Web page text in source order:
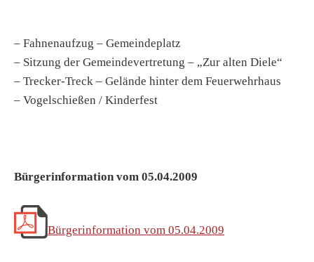
– Fahnenaufzug – Gemeindeplatz
– Sitzung der Gemeindevertretung – „Zur alten Diele“
– Trecker-Treck – Gelände hinter dem Feuerwehrhaus
– Vogelschießen / Kinderfest
Bürgerinformation vom 05.04.2009
Bürgerinformation vom 05.04.2009